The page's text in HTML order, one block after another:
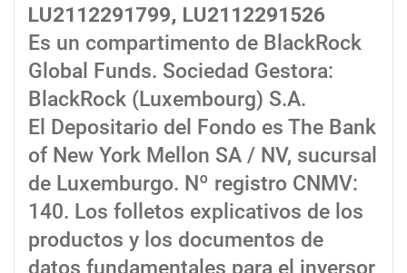
LU2112291799, LU2112291526
Es un compartimento de BlackRock
Global Funds. Sociedad Gestora:
BlackRock (Luxembourg) S.A.
El Depositario del Fondo es The Bank
of New York Mellon SA / NV, sucursal
de Luxemburgo. Nº registro CNMV:
140. Los folletos explicativos de los
productos y los documentos de
datos fundamentales para el inversor